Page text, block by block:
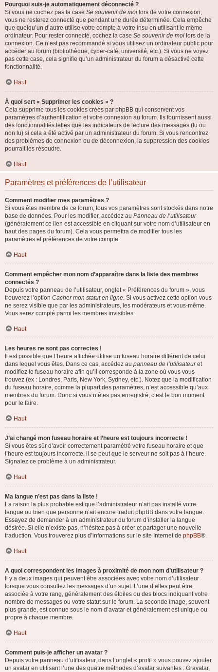
Pourquoi suis-je automatiquement déconnecté ?
Si vous ne cochez pas la case Se souvenir de moi lors de votre connexion,
vous ne resterez connecté que pendant une durée déterminée. Cela empêche
que quelqu’un d’autre utilise votre compte à votre insu en utilisant le même
ordinateur. Pour rester connecté, cochez la case Se souvenir de moi lors de la
connexion. Ce n’est pas recommandé si vous utilisez un ordinateur public pour
accéder au forum (bibliothèque, cyber-café, université, etc.). Si vous ne voyez
pas cette case, cela signifie qu’un administrateur du forum a désactivé cette
fonctionnalité.
Haut
À quoi sert « Supprimer les cookies » ?
Cela supprime tous les cookies créés par phpBB qui conservent vos
paramètres d’authentification et votre connexion au forum. Ils fournissent aussi
des fonctionnalités telles que les indicateurs de lecture des messages (lu ou
non lu) si cela a été activé par un administrateur du forum. Si vous rencontrez
des problèmes de connexion ou de déconnexion, la suppression des cookies
pourrait les résoudre.
Haut
Paramètres et préférences de l’utilisateur
Comment modifier mes paramètres ?
Si vous êtes membre de ce forum, tous vos paramètres sont stockés dans notre
base de données. Pour les modifier, accédez au Panneau de l’utilisateur
(généralement ce lien est accessible en cliquant sur votre nom d’utilisateur en
haut des pages du forum). Cela vous permettra de modifier tous les
paramètres et préférences de votre compte.
Haut
Comment empêcher mon nom d’apparaître dans la liste des membres
connectés ?
Depuis votre panneau de l’utilisateur, onglet « Préférences du forum », vous
trouverez l’option Cacher mon statut en ligne. Si vous activez cette option vous
ne serez visible que par les administrateurs, les modérateurs et vous-même.
Vous serez compté parmi les membres invisibles.
Haut
Les heures ne sont pas correctes !
Il est possible que l’heure affichée utilise un fuseau horaire différent de celui
dans lequel vous êtes. Dans ce cas, accédez au panneau de l’utilisateuret
modifiez le fuseau horaire afin qu’il corresponde à la zone où vous vous
trouvez (ex : Londres, Paris, New York, Sydney, etc.). Notez que la modification
du fuseau horaire, comme la plupart des paramètres, n’est accessible qu’aux
membres du forum. Donc si vous n’êtes pas enregistré, c’est le bon moment
pour le faire.
Haut
J’ai changé mon fuseau horaire et l’heure est toujours incorrecte !
Si vous êtes sûr d’avoir correctement paramétré votre fuseau horaire et que
l’heure est toujours incorrecte, il se peut que le serveur ne soit pas à l’heure.
Signalez ce problème à un administrateur.
Haut
Ma langue n’est pas dans la liste !
La raison la plus probable est que l’administrateur n’ait pas installé votre
langue ou bien que personne n’ait encore traduit phpBB dans votre langue.
Essayez de demander à un administrateur du forum d’installer la langue
désirée. Si elle n’existe pas, n’hésitez pas à créer et partager une nouvelle
traduction. Vous trouverez plus d’informations sur le site Internet de phpBB®.
Haut
A quoi correspondent les images à proximité de mon nom d’utilisateur ?
Il y a deux images qui peuvent être associées avec votre nom d’utilisateur
lorsque vous consultez les messages d’un sujet. L’une d’elles peut être
associée à votre rang, généralement des étoiles ou des blocs indiquant votre
nombre de messages ou votre statut sur le forum. La seconde image, souvent
plus grande, est connue sous le nom d’avatar et généralement est unique ou
propre à chaque membre.
Haut
Comment puis-je afficher un avatar ?
Depuis votre panneau d’utilisateur, dans l’onglet « profil » vous pouvez ajouter
un avatar en utilisant l’une des quatre méthodes d’avatar suivantes : Gravatar,